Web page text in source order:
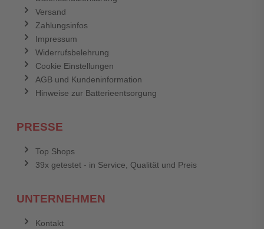
Versand
Zahlungsinfos
Impressum
Widerrufsbelehrung
Cookie Einstellungen
AGB und Kundeninformation
Hinweise zur Batterieentsorgung
PRESSE
Top Shops
39x getestet - in Service, Qualität und Preis
UNTERNEHMEN
Kontakt